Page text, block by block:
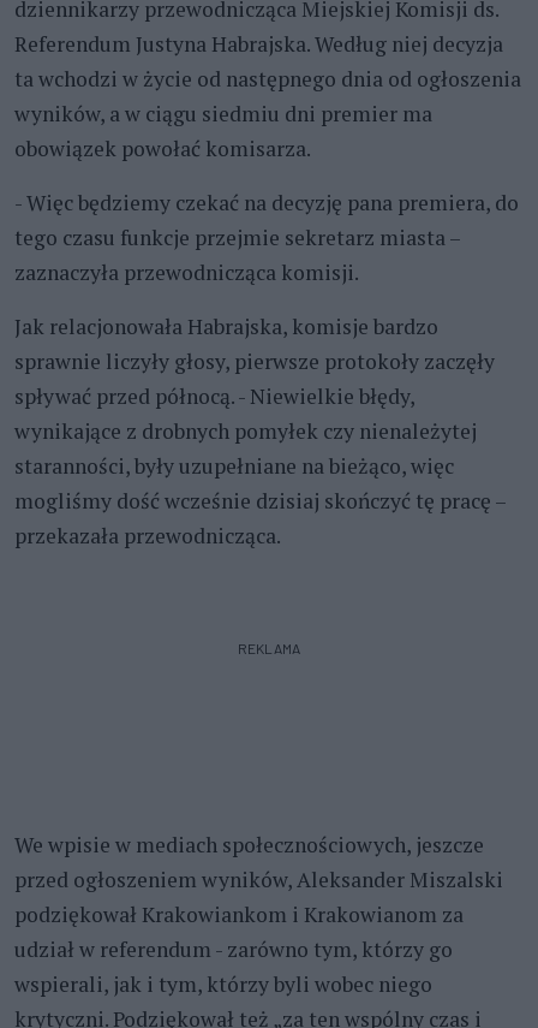
dziennikarzy przewodnicząca Miejskiej Komisji ds.
Referendum Justyna Habrajska. Według niej decyzja
ta wchodzi w życie od następnego dnia od ogłoszenia
wyników, a w ciągu siedmiu dni premier ma
obowiązek powołać komisarza.
- Więc będziemy czekać na decyzję pana premiera, do
tego czasu funkcje przejmie sekretarz miasta –
zaznaczyła przewodnicząca komisji.
Jak relacjonowała Habrajska, komisje bardzo
sprawnie liczyły głosy, pierwsze protokoły zaczęły
spływać przed północą. - Niewielkie błędy,
wynikające z drobnych pomyłek czy nienależytej
staranności, były uzupełniane na bieżąco, więc
mogliśmy dość wcześnie dzisiaj skończyć tę pracę –
przekazała przewodnicząca.
REKLAMA
We wpisie w mediach społecznościowych, jeszcze
przed ogłoszeniem wyników, Aleksander Miszalski
podziękował Krakowiankom i Krakowianom za
udział w referendum - zarówno tym, którzy go
wspierali, jak i tym, którzy byli wobec niego
krytyczni. Podziękował też „za ten wspólny czas i